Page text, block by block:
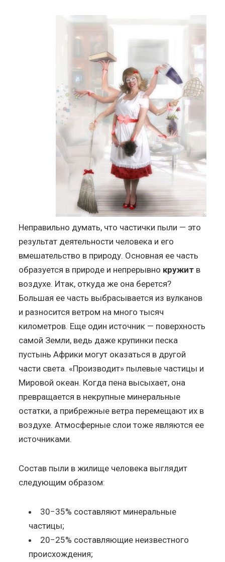
Неправильно думать, что частички пыли — это
результат деятельности человека и его
вмешательство в природу. Основная ее часть
образуется в природе и непрерывно кружит в
воздухе. Итак, откуда же она берется?
Большая ее часть выбрасывается из вулканов
и разносится ветром на много тысяч
километров. Еще один источник — поверхность
самой Земли, ведь даже крупинки песка
пустынь Африки могут оказаться в другой
части света. «Производит» пылевые частицы и
Мировой океан. Когда пена высыхает, она
превращается в некрупные минеральные
остатки, а прибрежные ветра перемещают их в
воздухе. Атмосферные слои тоже являются ее
источниками.
Состав пыли в жилище человека выглядит
следующим образом:
30−35% составляют минеральные
частицы;
20−25% составляющие неизвестного
происхождения;